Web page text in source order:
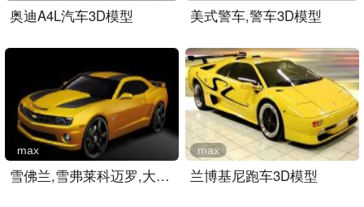
奥迪A4L汽车3D模型 美式警车,警车3D模型
雪佛兰,雪弗莱科迈罗,大黄..
max
兰博基尼跑车3D模型
max